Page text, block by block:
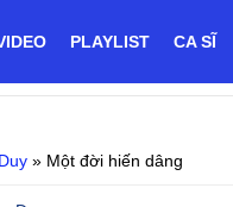
PLAYLIST CA SĨ
» Một đời hiến dâng